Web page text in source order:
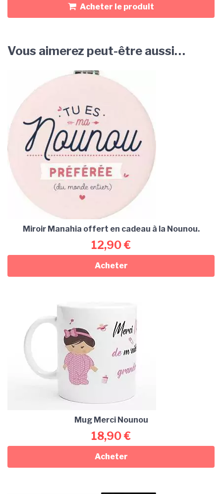
Acheter le produit
Vous aimerez peut-être aussi…
Miroir Manahia offert en cadeau à la Nounou.
12,90€
Acheter
Mug Merci Nounou
18,90€
Acheter